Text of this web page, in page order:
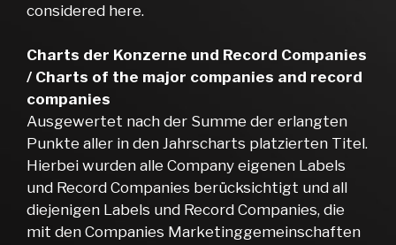
considered here.
Charts der Konzerne und Record Companies
/ Charts of the major companies and record
companies
Ausgewertet nach der Summe der erlangten
Punkte aller in den Jahrscharts platzierten Titel.
Hierbei wurden alle Company eigenen Labels
und Record Companies berücksichtigt und all
diejenigen Labels und Record Companies, die
mit den Companies Marketinggemeinschaften